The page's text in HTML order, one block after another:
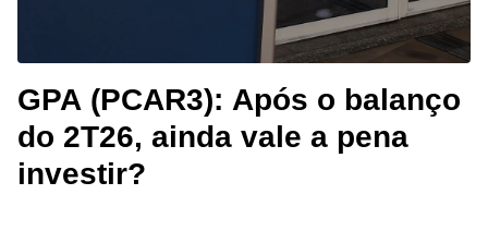
GPA (PCAR3): Após o balanço
do 2T26, ainda vale a pena
investir?